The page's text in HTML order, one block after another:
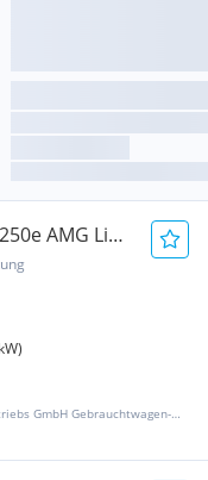
AMG Line
Onlinecars Vertriebs GmbH Gebrauchtwagen-Outlet  Werkstätte  Spenglerei  Lackiererei